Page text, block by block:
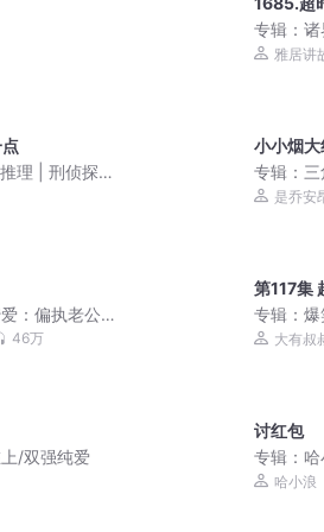
专辑：诸
VIP免费
雅居讲
理 | 刑侦探案
小小烟
专辑：
是乔安
：偏执老公
46万
第117集
专辑：
笑话|睡
大有叔
上/双强纯爱
讨红包
专辑：
哈小浪